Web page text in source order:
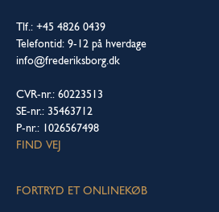
Tlf.: +45 4826 0439
Telefontid: 9-12 på hverdage
info@frederiksborg.dk
CVR-nr.: 60223513
SE-nr.: 35463712
P-nr.: 1026567498
FIND VEJ
FORTRYD ET ONLINEKØB